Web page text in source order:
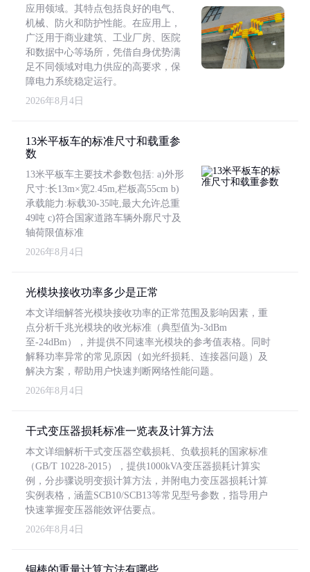
应用领域。其特点包括良好的电气、
机械、防火和防护性能。在应用上，
广泛用于商业建筑、工业厂房、医院
和数据中心等场所，凭借自身优势满
足不同领域对电力供应的高要求，保
障电力系统稳定运行。
2026年8月4日
13米平板车的标准尺寸和载重参
数
13米平板车主要技术参数包括: a)外形
尺寸:长13m×宽2.45m,栏板高55cm b)
承载能力:标载30-35吨,最大允许总重
49吨 c)符合国家道路车辆外廓尺寸及
轴荷限值标准
2026年8月4日
光模块接收功率多少是正常
本文详细解答光模块接收功率的正常范围及影响因素，重
点分析千兆光模块的收光标准（典型值为-3dBm
至-24dBm），并提供不同速率光模块的参考值表格。同时
解释功率异常的常见原因（如光纤损耗、连接器问题）及
解决方案，帮助用户快速判断网络性能问题。
2026年8月4日
干式变压器损耗标准一览表及计算方法
本文详细解析干式变压器空载损耗、负载损耗的国家标准
（GB/T 10228-2015），提供1000kVA变压器损耗计算实
例，分步骤说明变损计算方法，并附电力变压器损耗计算
实例表格，涵盖SCB10/SCB13等常见型号参数，指导用户
快速掌握变压器能效评估要点。
2026年8月4日
铜棒的重量计算方法有哪些